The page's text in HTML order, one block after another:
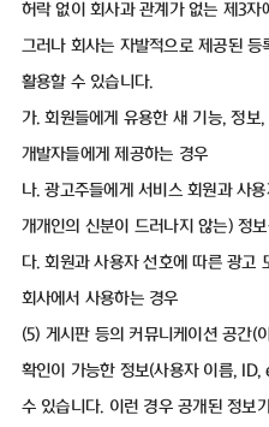
허락 없이 회사과 관계가 없는 제3자
그러나 회사는 자발적으로 제공된 등
활용할 수 있습니다.
가. 회원들에게 유용한 새 기능, 정보
개발자들에게 제공하는 경우
나. 광고주들에게 서비스 회원과 사
개개인의 신분이 드러나지 않는) 정
다. 회원과 사용자 선호에 따른 광고
회사에서 사용하는 경우
(5) 게시판 등의 커뮤니케이션 공간(
확인이 가능한 정보(사용자 이름,
수 있습니다. 이런 경우 공개된 정보